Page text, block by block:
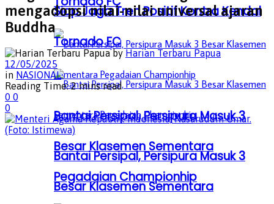
Bantai Persipal, Persipura Masuk 3
Besar Klasemen Sementara
Pegadaian Championhip
Siap Jaga Tren Positif Kontra Kendal
Tornado FC
Bantai Persipal, Persipura Masuk 3
Besar Klasemen Sementara
mengadopsi nilai-nilai universal ajaran
Buddha
by Harian Terbaru Papua
12/05/2025
in NASIONAL
Reading Time: 2 mins read
0 0
0